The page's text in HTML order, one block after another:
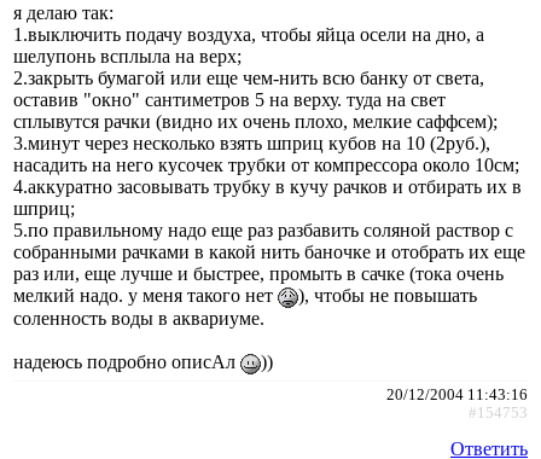
я делаю так:
1.выключить подачу воздуха, чтобы яйца осели на дно, а
шелупонь всплыла на верх;
2.закрыть бумагой или еще чем-нить всю банку от света,
оставив "окно" сантиметров 5 на верху. туда на свет
сплывутся рачки (видно их очень плохо, мелкие саффсем);
3.минут через несколько взять шприц кубов на 10 (2руб.),
насадить на него кусочек трубки от компрессора около 10см;
4.аккуратно засовывать трубку в кучу рачков и отбирать их в
шприц;
5.по правильному надо еще раз разбавить соляной раствор с
собранными рачками в какой нить баночке и отобрать их еще
раз или, еще лучше и быстрее, промыть в сачке (тока очень
мелкий надо. у меня такого нет
), чтобы не повышать
соленность воды в аквариуме.
надеюсь подробно описАл ))
20/12/2004 11:43:16
#154753
Ответить